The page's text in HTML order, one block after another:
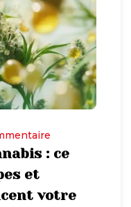
: ce
et
votre